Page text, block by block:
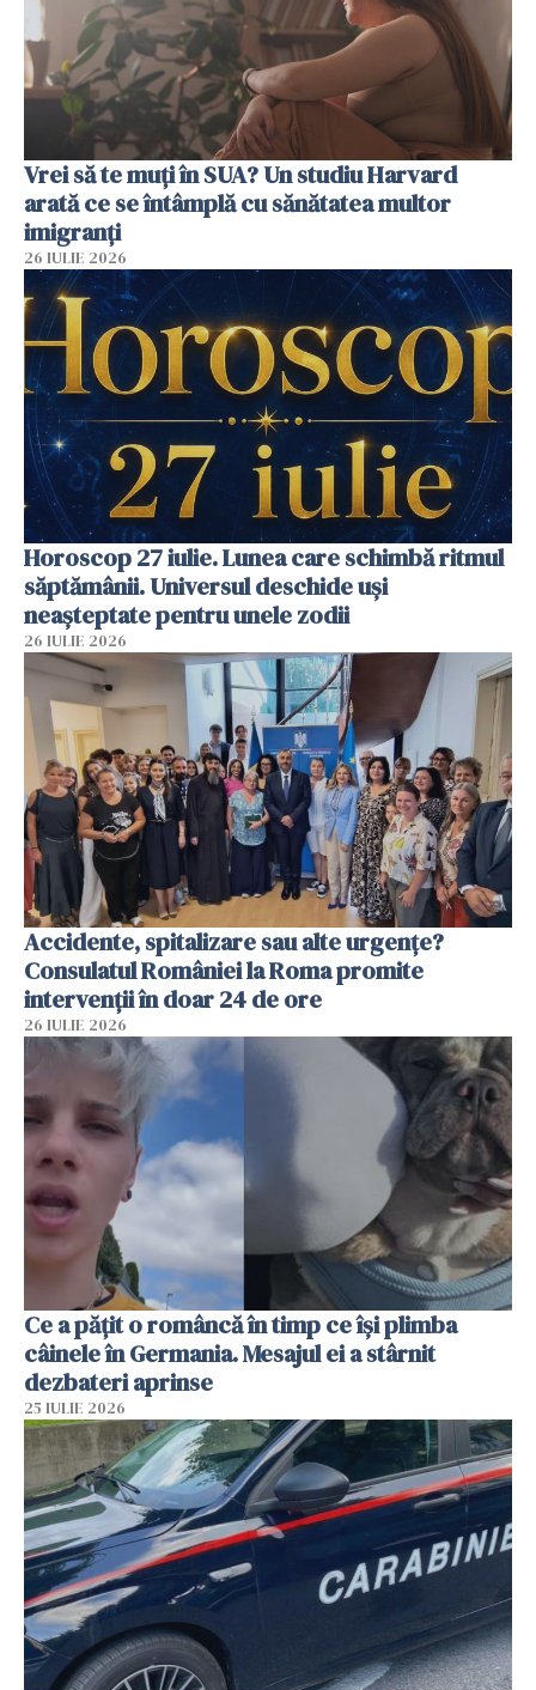
Vrei să te muți în SUA? Un studiu Harvard
arată ce se întâmplă cu sănătatea multor
imigranți
26 IULIE 2026
Horoscop 27 iulie. Lunea care schimbă ritmul
săptămânii. Universul deschide uși
neașteptate pentru unele zodii
26 IULIE 2026
Accidente, spitalizare sau alte urgențe?
Consulatul României la Roma promite
intervenții în doar 24 de ore
26 IULIE 2026
Ce a pățit o româncă în timp ce își plimba
câinele în Germania. Mesajul ei a stârnit
dezbateri aprinse
25 IULIE 2026